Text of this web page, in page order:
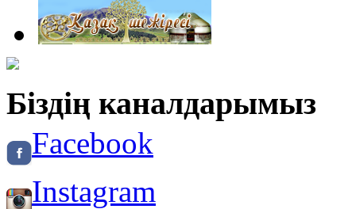
Біздің каналдарымыз
Facebook
Instagram